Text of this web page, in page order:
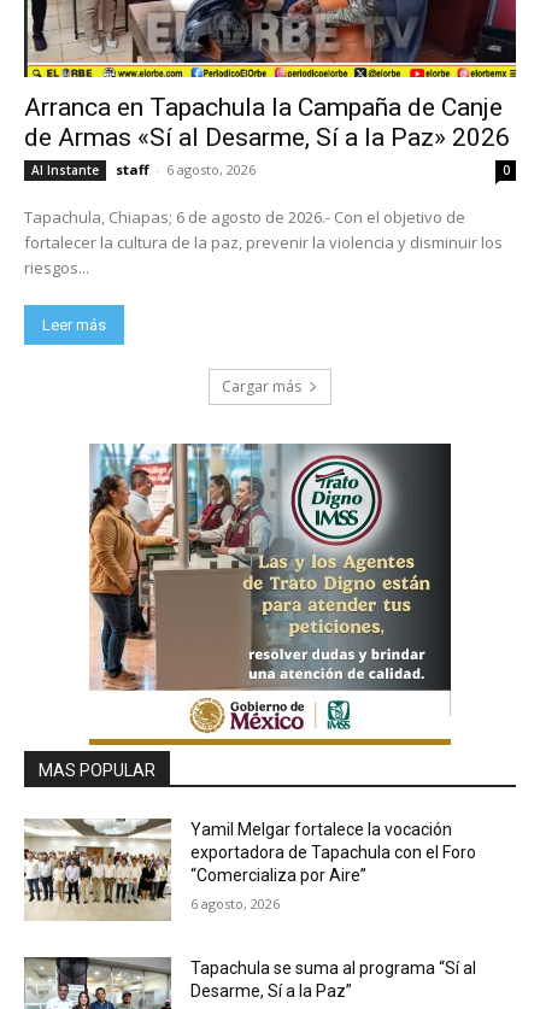
Arranca en Tapachula la Campaña de Canje
de Armas «Sí al Desarme, Sí a la Paz» 2026
Al Instante staff - 6 agosto, 2026 0
Tapachula, Chiapas; 6 de agosto de 2026.- Con el objetivo de
fortalecer la cultura de la paz, prevenir la violencia y disminuir los
riesgos...
Leer más
Cargar más
MAS POPULAR
Yamil Melgar fortalece la vocación
exportadora de Tapachula con el Foro
“Comercializa por Aire”
6 agosto, 2026
Tapachula se suma al programa “Sí al
Desarme, Sí a la Paz”